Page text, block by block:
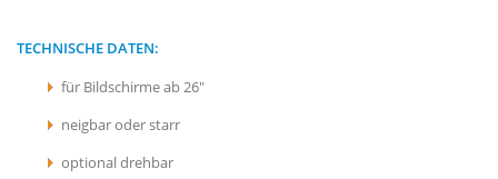
TECHNISCHE DATEN:
für Bildschirme ab 26"
neigbar oder starr
optional drehbar